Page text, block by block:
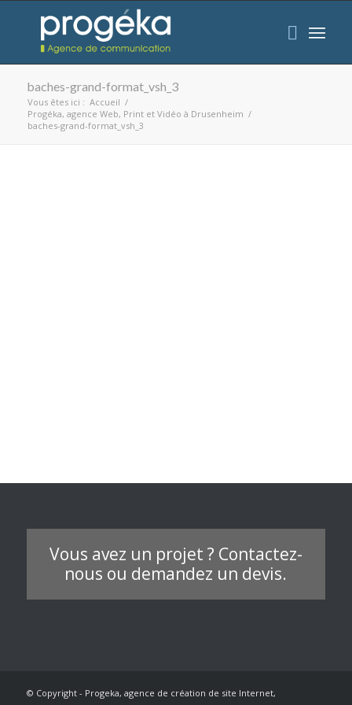
baches-grand-format_vsh_3
Vous êtes ici : Accueil /
Progéka, agence Web, Print et Vidéo à Drusenheim /
baches-grand-format_vsh_3
Vous avez un projet ? Contactez-
nous ou demandez un devis.
© Copyright - Progeka, agence de création de site Internet,